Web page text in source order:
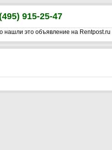
915-25-47
нашли это объявление на Rentpost.ru